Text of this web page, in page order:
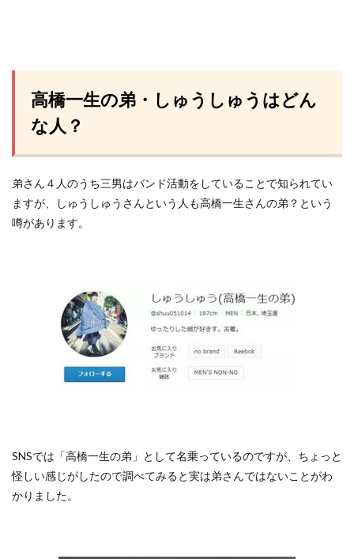
高橋一生の弟・しゅうしゅうはどん
な人？
弟さん４人のうち三男はバンド活動をしていることで知られてい
ますが、しゅうしゅうさんという人も高橋一生さんの弟？という
噂があります。
SNSでは「高橋一生の弟」として名乗っているのですが、ちょっと
怪しい感じがしたので調べてみると実は弟さんではないことがわ
かりました。